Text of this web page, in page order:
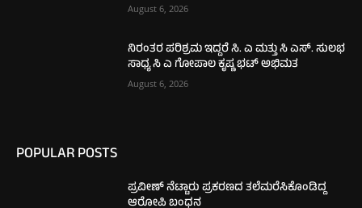
August 6, 2026
ನಿರಂತರ ಪರಿಶ್ರಮ ಇದ್ದರೆ ಸಿ. ಎ ಮತ್ತು ಸಿ ಎಸ್. ಸುಲಭ
ಸಾಧ್ಯ ಸಿ ಎ ಗೋಪಾಲ ಕೃಷ್ಣ ಭಟ್ ಅಭಿಮತ
August 6, 2026
POPULAR POSTS
ಪ್ರವೀಣ್ ನೆಟ್ಟಾರು ಪ್ರಕರಣದ ತಲೆಮರೆಸಿಕೊಂಡಿದ್ದ
ಆರೋಪಿ ಬಂಧನ